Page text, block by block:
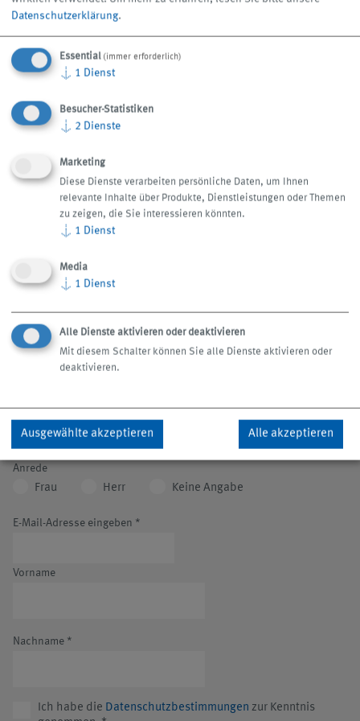
Elektroniker für Automatisierungstechnik, 5 Industrieelek
triker, 3 Technische Produktdesigner, 4
Industriekaufleute, 1 Fachinformatiker, 1 Fachkraft für
Lagerlogistik, 1 DHBW-Student
Wirtschaftsingenieurwesen, 1 DHBW-Student BWL-Digital
Business Management, 1 Student Ulmer Modell.
KEINE NEWS VERPASSEN
Mit dem KNOLL Newsletter sind Sie immer auf dem neuesten
Stand über aktuelle Unternehmensentwicklungen,
Veranstaltungen.
Anrede
Frau Herr Keine Angabe
E-Mail-Adresse eingeben *
Vorname
Nachname *
Ich habe die Datenschutzbestimmungen zur Kenntnis
Datenschutzerklärung.
Essential (immer erforderlich)
↓ 1 Dienst
Besucher-Statistiken
↓ 2 Dienste
Marketing
Diese Dienste verarbeiten persönliche Daten, um Ihnen
relevante Inhalte über Produkte, Dienstleistungen oder Themen
zu zeigen, die Sie interessieren könnten.
↓ 1 Dienst
Media
↓ 1 Dienst
Alle Dienste aktivieren oder deaktivieren
Mit diesem Schalter können Sie alle Dienste aktivieren oder
deaktivieren.
Ausgewählte akzeptieren Alle akzeptieren